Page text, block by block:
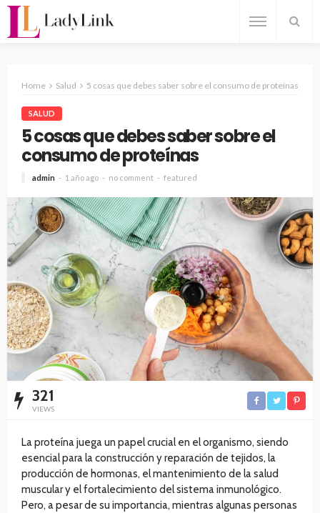
Home Salud 5 cosas que debes saber sobre el consumo de proteínas
SALUD
5 cosas que debes saber sobre el
consumo de proteínas
admin 1 año ago no comment featured
321
VIEWS
La proteína juega un papel crucial en el organismo, siendo
esencial para la construcción y reparación de tejidos, la
producción de hormonas, el mantenimiento de la salud
muscular y el fortalecimiento del sistema inmunológico.
Pero, a pesar de su importancia, mientras algunas personas